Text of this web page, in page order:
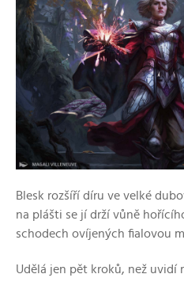
Blesk rozšíří díru ve velké
na plášti se jí drží vůně
schodech ovíjených fialovou
Udělá jen pět kroků, než uvidí